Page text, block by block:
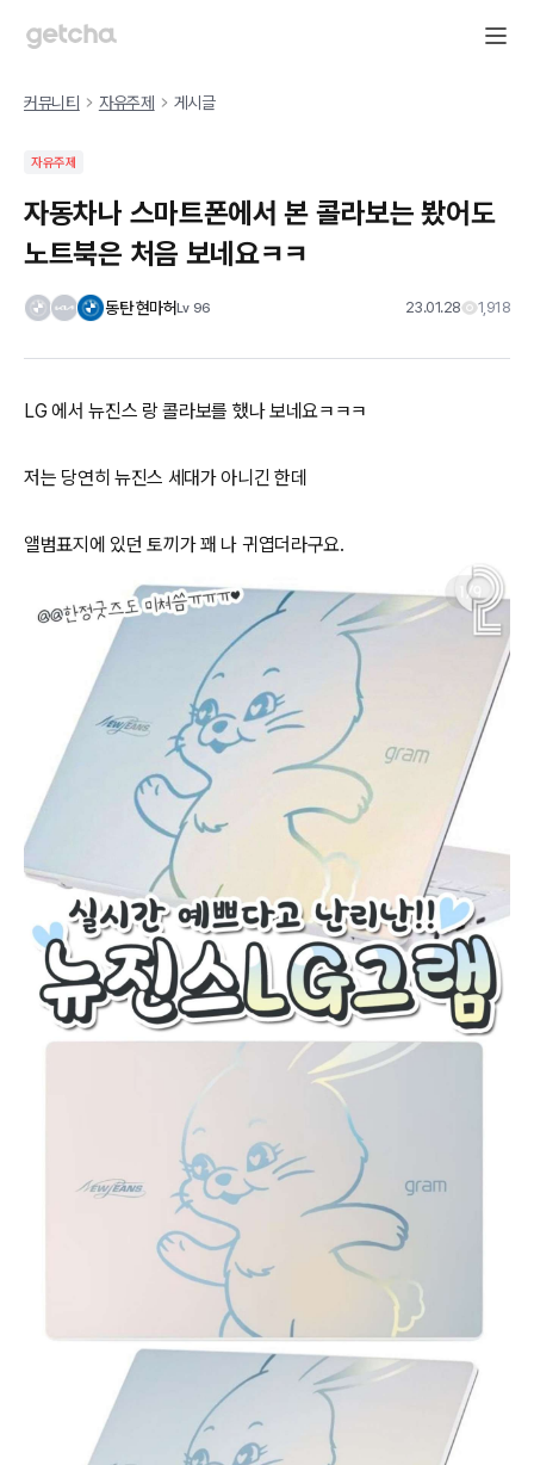
커뮤니티 자유주제 게시글
자유주제
자동차나 스마트폰에서 본 콜라보는 봤어도
노트북은 처음 보네요ㅋㅋ
동탄 현마허Lv 96 23.01.28 1,918
LG 에서 뉴진스 랑 콜라보를 했나 보네요ㅋㅋㅋ
저는 당연히 뉴진스 세대가 아니긴 한데
앨범표지에 있던 토끼가 꽤 나 귀엽더라구요.